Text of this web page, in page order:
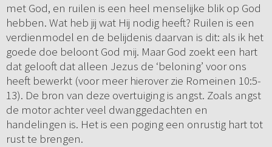
met God, en ruilen is een heel menselijke blik op God
hebben. Wat heb jij wat Hij nodig heeft? Ruilen is een
verdienmodel en de belijdenis daarvan is dit: als ik het
goede doe beloont God mij. Maar God zoekt een hart
dat gelooft dat alleen Jezus de ‘beloning’ voor ons
heeft bewerkt (voor meer hierover zie Romeinen 10:5-
13). De bron van deze overtuiging is angst. Zoals angst
de motor achter veel dwanggedachten en
handelingen is. Het is een poging een onrustig hart tot
rust te brengen.